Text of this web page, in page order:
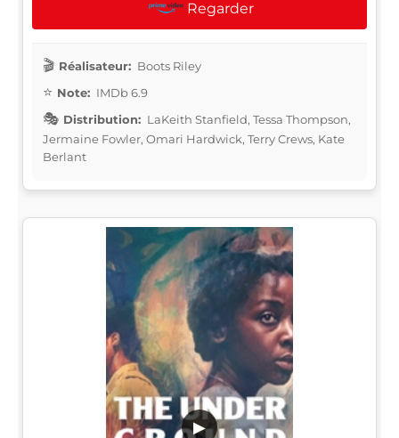
Regarder
Réalisateur: Boots Riley
Note: IMDb 6.9
Distribution: LaKeith Stanfield, Tessa Thompson,
Jermaine Fowler, Omari Hardwick, Terry Crews, Kate
Berlant
▶